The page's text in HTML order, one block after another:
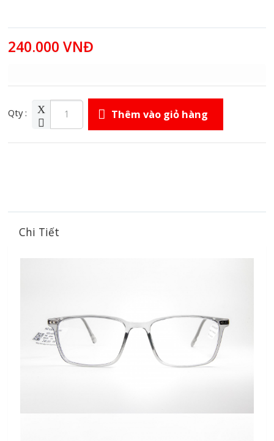
240.000 VNĐ
Qty : Thêm vào giỏ hàng
Chi Tiết